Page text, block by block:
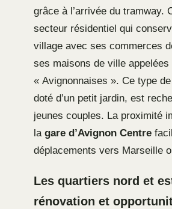
grâce à l’arrivée du tramway.
secteur résidentiel qui
village avec ses commerces
ses maisons de ville appelées
« Avignonnaises ». Ce type
doté d’un petit jardin, est
jeunes couples. La proximité
la gare d’Avignon Centre
déplacements vers Marseille
Les quartiers nord et
rénovation et